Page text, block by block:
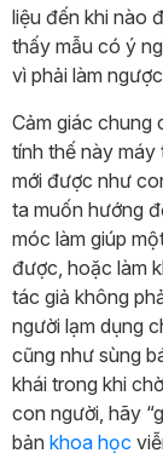
liệu đến khi nào
thấy mẫu có ý
vì phải làm
Cảm giác chung
tính thế này máy
mới được như
ta muốn hướng
móc làm giúp
được, hoặc làm
tác giả không
người lạm dụng
cũng như sùng
khái trong khi
con người, hãy
bản khoa học